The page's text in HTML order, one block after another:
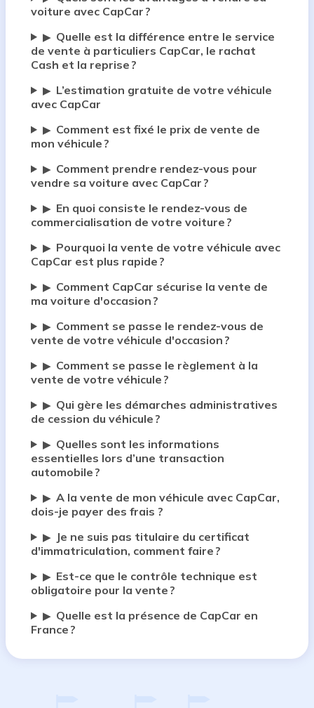
voiture avec CapCar ?
▶ Quelle est la différence entre le service
de vente à particuliers CapCar, le rachat
Cash et la reprise ?
▶ L’estimation gratuite de votre véhicule
avec CapCar
▶ Comment est fixé le prix de vente de
mon véhicule ?
▶ Comment prendre rendez-vous pour
vendre sa voiture avec CapCar ?
▶ En quoi consiste le rendez-vous de
commercialisation de votre voiture ?
▶ Pourquoi la vente de votre véhicule avec
CapCar est plus rapide ?
▶ Comment CapCar sécurise la vente de
ma voiture d'occasion ?
▶ Comment se passe le rendez-vous de
vente de votre véhicule d'occasion ?
▶ Comment se passe le règlement à la
vente de votre véhicule ?
▶ Qui gère les démarches administratives
de cession du véhicule ?
▶ Quelles sont les informations
essentielles lors d’une transaction
automobile ?
▶ A la vente de mon véhicule avec CapCar,
dois-je payer des frais ?
▶
Je ne suis pas titulaire du certificat
d'immatriculation, comment faire ?
▶ Est-ce que le contrôle technique est
obligatoire pour la vente ?
▶ Quelle est la présence de CapCar en
France ?